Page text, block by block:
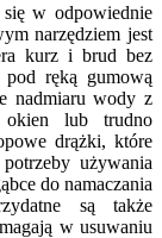
w odpowiednie
narzędziem jest
kurz i brud bez
ręką gumową
nadmiaru wody z
okien lub trudno
drążki, które
używania
do namaczania
są także
w usuwaniu